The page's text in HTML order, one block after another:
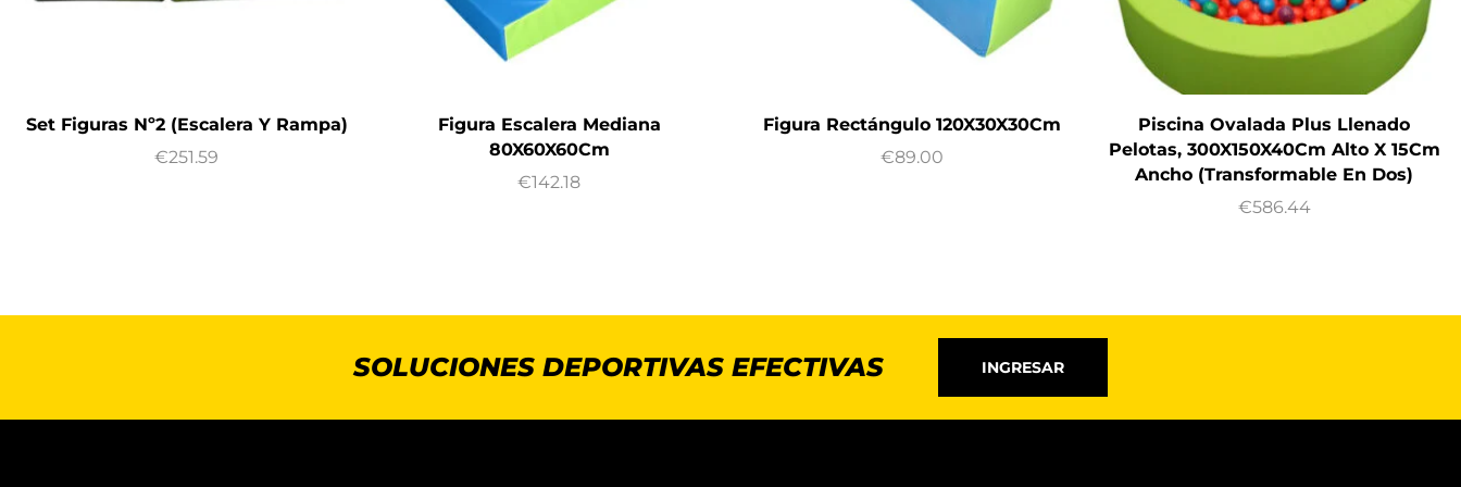
Set Figuras Nº2 (Escalera Y Rampa)
€251.59
Figura Escalera Mediana
80X60X60Cm
€142.18
Figura Rectángulo 120X30X30Cm
€89.00
Piscina Ovalada Plus Llenado
Pelotas, 300X150X40Cm Alto X 15Cm
Ancho (Transformable En Dos)
€586.44
SOLUCIONES DEPORTIVAS EFECTIVAS INGRESAR